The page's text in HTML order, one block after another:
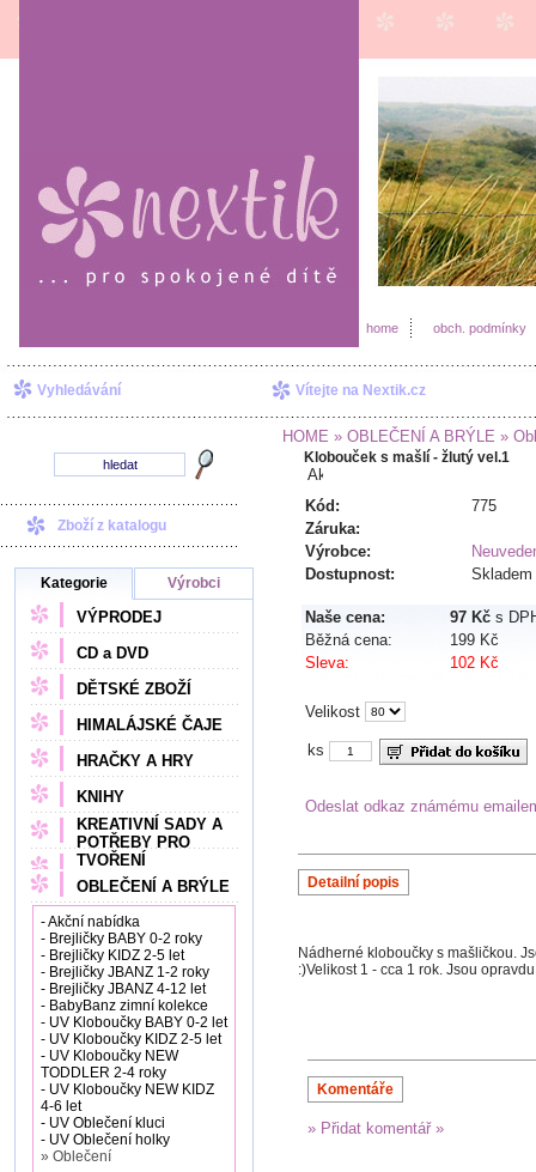
home obch. podmínky
Vyhledávání Vítejte na Nextik.cz
Zboží z katalogu
Kategorie Výrobci
VÝPRODEJ
CD a DVD
DĚTSKÉ ZBOŽÍ
HIMALÁJSKÉ ČAJE
HRAČKY A HRY
KNIHY
KREATIVNÍ SADY A
POTŘEBY PRO
TVOŘENÍ
OBLEČENÍ A BRÝLE
- Akční nabídka
- Brejličky BABY 0-2 roky
- Brejličky KIDZ 2-5 let
- Brejličky JBANZ 1-2 roky
- Brejličky JBANZ 4-12 let
- BabyBanz zimní kolekce
- UV Kloboučky BABY 0-2 let
- UV Kloboučky KIDZ 2-5 let
- UV Kloboučky NEW
TODDLER 2-4 roky
- UV Kloboučky NEW KIDZ
4-6 let
- UV Oblečení kluci
- UV Oblečení holky
» Oblečení
HOME » OBLEČENÍ A BRÝLE »
Klobouček s mašlí - žlutý vel.1
Kód:
775
Záruka:
Výrobce:
Dostupnost:
Skladem
Naše cena: 97 Kčs
Běžná cena:
199 Kč
Sleva:
102 Kč
Velikost
ks
Odeslat odkaz známému
Detailní popis
Nádherné kloboučky s mašličkou.
:)Velikost 1 - cca 1 rok. Jsou
Komentáře
» Přidat komentář »